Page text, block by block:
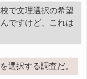
で文理選択の希望
ですけど、これは
選択する調査だ。